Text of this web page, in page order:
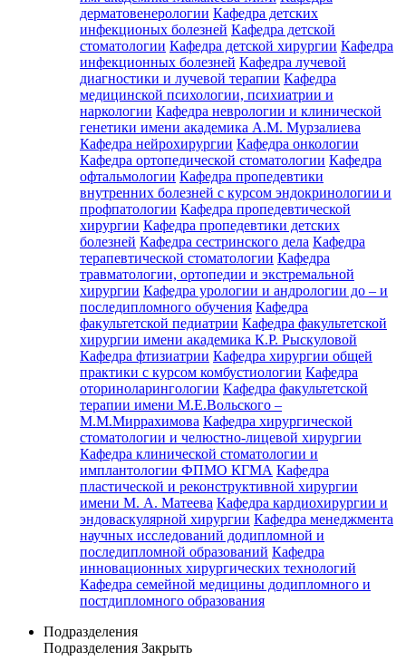
дерматовенерологии Кафедра детских
инфекционых болезней Кафедра детской
стоматологии Кафедра детской хирургии Кафедра
инфекционных болезней Кафедра лучевой
диагностики и лучевой терапии Кафедра
медицинской психологии, психиатрии и
наркологии Кафедра неврологии и клинической
генетики имени академика А.М. Мурзалиева
Кафедра нейрохирургии Кафедра онкологии
Кафедра ортопедической стоматологии Кафедра
офтальмологии Кафедра пропедевтики
внутренних болезней с курсом эндокринологии и
профпатологии Кафедра пропедевтической
хирургии Кафедра пропедевтики детских
болезней Кафедра сестринского дела Кафедра
терапевтической стоматологии Кафедра
травматологии, ортопедии и экстремальной
хирургии Кафедра урологии и андрологии до – и
последипломного обучения Кафедра
факультетской педиатрии Кафедра факультетской
хирургии имени академика К.Р. Рыскуловой
Кафедра фтизиатрии Кафедра хирургии общей
практики с курсом комбустиологии Кафедра
оториноларингологии Кафедра факультетской
терапии имени М.Е.Вольского –
М.М.Миррахимова Кафедра хирургической
стоматологии и челюстно-лицевой хирургии
Кафедра клинической стоматологии и
имплантологии ФПМО КГМА Кафедра
пластической и реконструктивной хирургии
имени М. А. Матеева Кафедра кардиохирургии и
эндоваскулярной хирургии Кафедра менеджмента
научных исследований додипломной и
последипломной образований Кафедра
инновационных хирургических технологий
Кафедра семейной медицины додипломного и
постдипломного образования
Подразделения
Подразделения Закрыть